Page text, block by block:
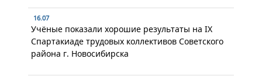
16.07
Учёные показали хорошие результаты на IX
Спартакиаде трудовых коллективов Советского
района г. Новосибирска